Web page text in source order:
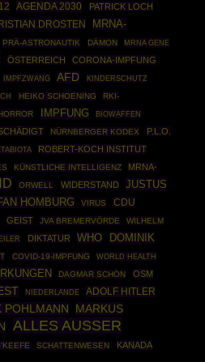
AGENDA 2030
PATRICK LOCH
DROSTEN
MRNA-
PRÄ-ASTRONAUTIK DÄMON
MRNA GENE
ÖSTERREICH
CORONA-IMPFUNG
IMPFZWANG AFD KINDERSCHUTZ
HEIKO SCHOENING
RKI-
IMPFUNG BIOWAFFEN
NÜRNBERGER KODEX
P.L.O.
ROBERT-KOCH INSTITUT
KÜNSTLICHE INTELLIGENZ
MRNA-
ORWELL WIDERSTAND
JUSTUS
HOMBURG VIRUS CDU
GEIST JVA BREMERVÖRDE
WILHELM
DIKTATUR WHO
DOMINIK
COVID-19-IMPFUNG
WORLD HEALTH
DAGMAR SCHÖN OSM
NIEDERLANDE ADOLF HITLER
POHLMANN
MARKUS
ALLES AUSSER
SCHATTENWESEN KANADA